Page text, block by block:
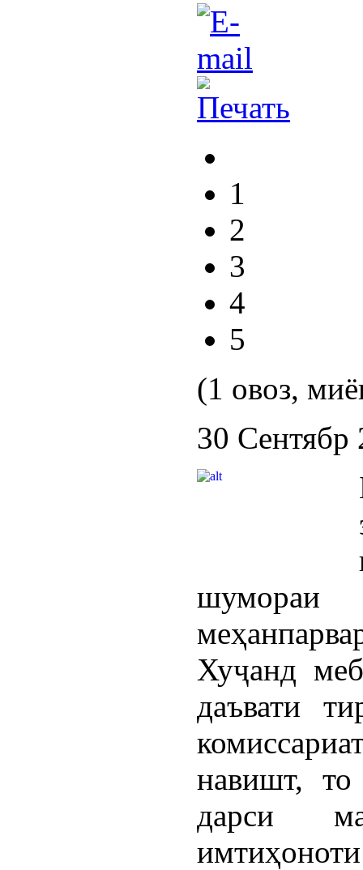
1
2
3
4
5
(1 овоз,
30 Сентябр
шумораи
Хуҷанд
даъвати
навишт,
дарси
имтиҳоноти